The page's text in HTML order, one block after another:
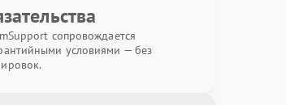
сопровождается
условиями — без